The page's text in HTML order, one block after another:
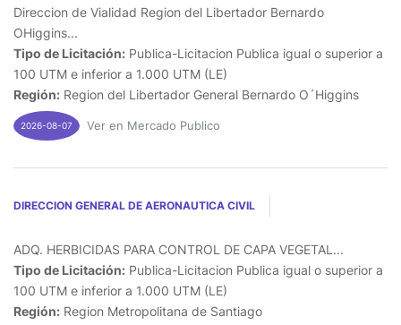
Direccion de Vialidad Region del Libertador Bernardo
OHiggins...
Tipo de Licitación: Publica-Licitacion Publica igual o superior a
100 UTM e inferior a 1.000 UTM (LE)
Región: Region del Libertador General Bernardo O´Higgins
2026-08-07 Ver en Mercado Publico
DIRECCION GENERAL DE AERONAUTICA CIVIL
ADQ. HERBICIDAS PARA CONTROL DE CAPA VEGETAL...
Tipo de Licitación: Publica-Licitacion Publica igual o superior a
100 UTM e inferior a 1.000 UTM (LE)
Región: Region Metropolitana de Santiago